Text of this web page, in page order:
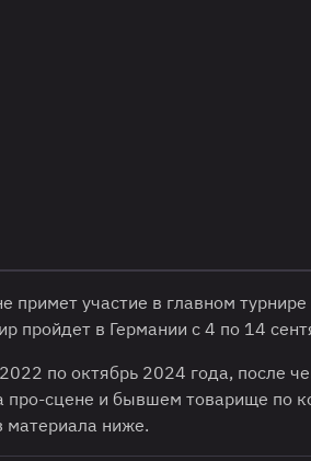
примет участие в главном
пройдет в Германии с 4 по 14
по октябрь 2024 года, после
про-сцене и бывшем товарище по
материала ниже.